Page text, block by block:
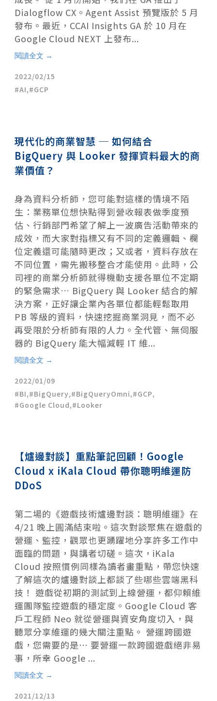
Dialogflow CX。Agent Assist 預覽版於 5 月
發布。最近，CCAI Insights GA 於 10 月在
Google Cloud NEXT 上發布...
閱讀全文 →
2022/02/15
AI, GCP
現代化的商業智慧 ─ 如何結合
BigQuery 與 Looker 發揮資料最大的商
業價值？
身為資料分析師，您可能對這樣的情境不陌
生：業務單位想快點得到營收報表做季度預
估、行銷部門希望了解上一波廣告活動帶來的
成效，而大家對指標又有不同的定義邏輯、欄
位定義還可能隨時更改；又或者，資料存放在
不同位置，需先搬移整合才能使用。此時，公
司裡的商業分析師就得機動支援各單位不定期
的緊急需求… BigQuery 與 Looker 結合的解
決方案，正好讓企業內各單位都能輕鬆取用
PB 等級的資料，快速挖掘商業洞見，而不必
再受限於分析師有限的人力。全代管、無伺服
器的 BigQuery 能大幅減輕 IT 維...
閱讀全文 →
2022/01/09
BI, BigQuery, BigQueryOmni, GCP,
Google Cloud, Looker
【爐邊對談】重點筆記回顧！Google
Cloud x iKala Cloud 帶你聰明維運防
DDoS
第二場的《遊戲技術爐邊對談：聰明維運》在
4/21 晚上圓滿結束啦。這次對談聚焦在遊戲的
營運、監控，觀眾也更踴躍地分享許多工作中
面臨的問題，與講者切磋。這次，iKala
Cloud 按照慣例同樣為讀者畫重點，帶您快速
了解這次的爐邊對談上都談了些哪些雲端黑科
技！ 遊戲從初期的測試到上線營運，都仰賴維
運團隊監控遊戲的穩定度。Google Cloud 客
戶工程師 Neo 就從營運與資安角度切入，與
聽眾分享維運的幾大關注重點。 營運跨國遊
戲，您需要的是⋯ 要營運一款跨國遊戲絕非易
事，所幸 Google ...
閱讀全文 →
2021/12/13